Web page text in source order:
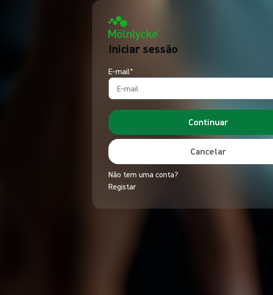
Iniciar sessão
E‑mail*
Continuar
Cancelar
Não tem uma conta?
Registar